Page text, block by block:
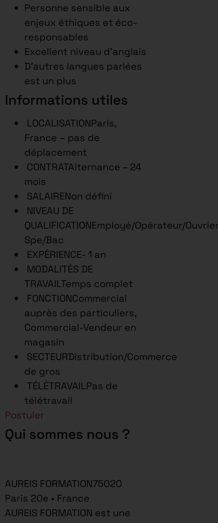
Personne sensible aux
enjeux éthiques et éco-
responsables
Excellent niveau d’anglais
D’autres langues parlées
est un plus
Informations utiles
LOCALISATIONParis,
France – pas de
déplacement
CONTRATAlternance – 24
mois
SALAIRENon défini
NIVEAU DE
QUALIFICATIONEmployé/Opérateur/
Spe/Bac
EXPÉRIENCE- 1 an
MODALITÉS DE
TRAVAILTemps complet
FONCTIONCommercial
auprès des particuliers,
Commercial-Vendeur en
magasin
SECTEURDistribution/Commerce
de gros
TÉLÉTRAVAILPas de
télétravail
Postuler
Qui sommes nous ?
AUREIS FORMATION75020
Paris 20e • France
AUREIS FORMATION est une